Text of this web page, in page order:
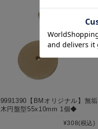
9991390【BMオリジナル】無垢
木円盤型55x10mm 1個◆
¥308(税込)